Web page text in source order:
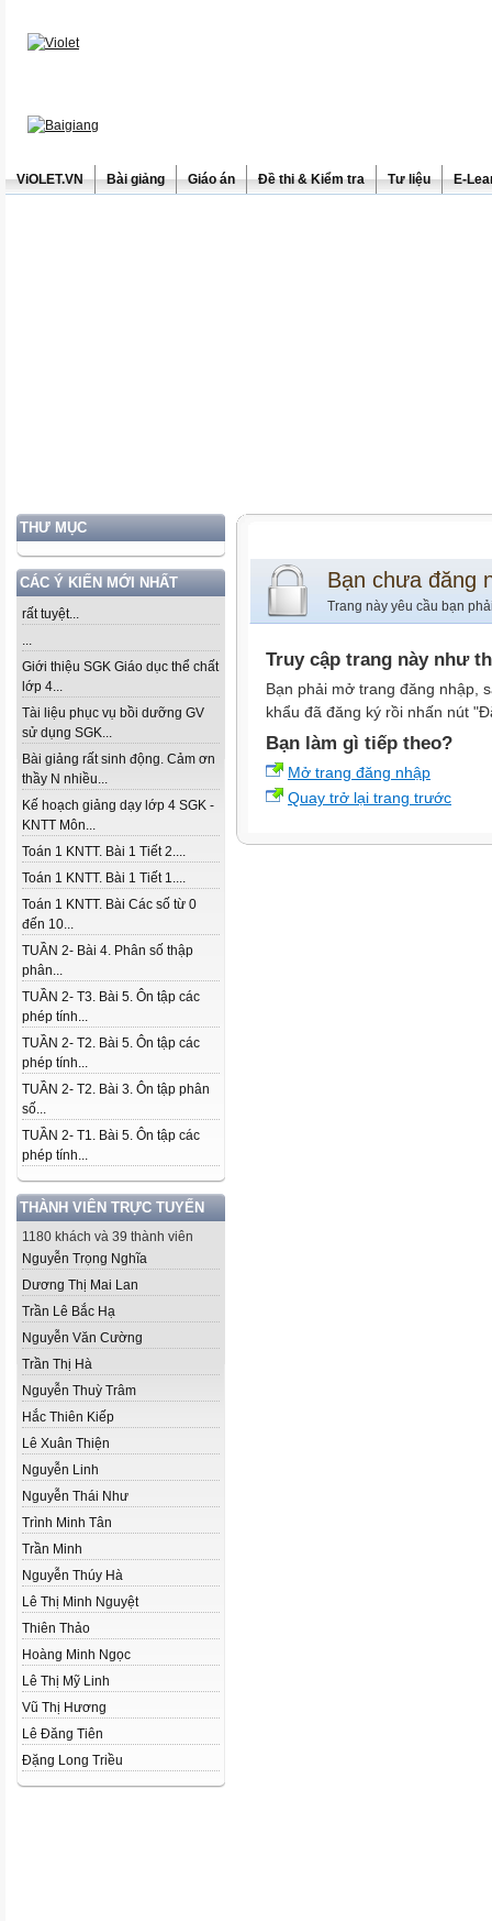
ViOLET.VN Bài giảng Giáo án Đề thi & Kiểm tra Tư liệu E-
THƯ MỤC
CÁC Ý KIẾN MỚI NHẤT
rất tuyệt...
...
Giới thiệu SGK Giáo dục thể chất
lớp 4...
Tài liệu phục vụ bồi dưỡng GV
sử dụng SGK...
Bài giảng rất sinh động. Cảm ơn
thầy N nhiều...
Kế hoạch giảng dạy lớp 4 SGK -
KNTT Môn...
Toán 1 KNTT. Bài 1 Tiết 2....
Toán 1 KNTT. Bài 1 Tiết 1....
Toán 1 KNTT. Bài Các số từ 0
đến 10...
TUẦN 2- Bài 4. Phân số thập
phân...
TUẦN 2- T3. Bài 5. Ôn tập các
phép tính...
TUẦN 2- T2. Bài 5. Ôn tập các
phép tính...
TUẦN 2- T2. Bài 3. Ôn tập phân
số...
TUẦN 2- T1. Bài 5. Ôn tập các
phép tính...
THÀNH VIÊN TRỰC TUYẾN
1180 khách và 39 thành viên
Nguyễn Trọng Nghĩa
Dương Thị Mai Lan
Trần Lê Bắc Hạ
Nguyễn Văn Cường
Trần Thị Hà
Nguyễn Thuỳ Trâm
Hắc Thiên Kiếp
Lê Xuân Thiện
Nguyễn Linh
Nguyễn Thái Như
Trình Minh Tân
Trần Minh
Nguyễn Thúy Hà
Lê Thị Minh Nguyệt
Thiên Thảo
Hoàng Minh Ngọc
Lê Thị Mỹ Linh
Vũ Thị Hương
Lê Đăng Tiên
Đặng Long Triều
Bạn chưa đăng
Trang này yêu cầu bạn
Truy cập trang này như
Bạn phải mở trang đăng nhập,
khẩu đã đăng ký rồi nhấn nút
Bạn làm gì tiếp theo?
Mở trang đăng nhập
Quay trở lại trang trước